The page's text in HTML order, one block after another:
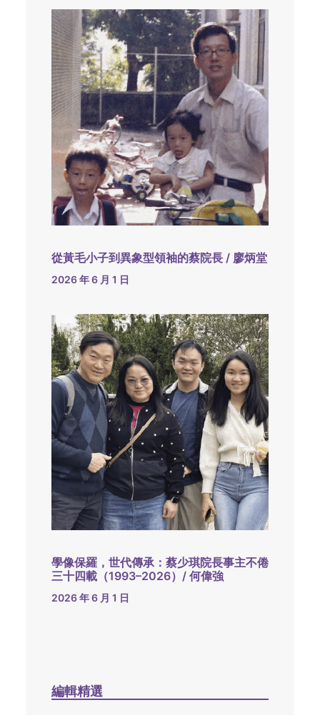
從黃毛小子到異象型領袖的蔡院長 / 廖炳堂
2026 年 6 月 1 日
學像保羅，世代傳承：蔡少琪院長事主不倦
三十四載（1993–2026）/ 何偉強
2026 年 6 月 1 日
編輯精選